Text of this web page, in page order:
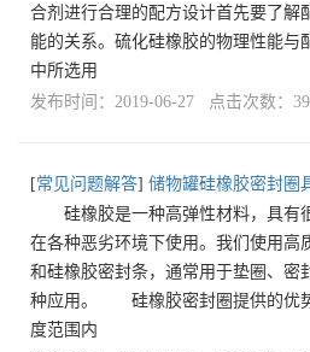
合剂进行合理的配方设计首先要了解
能的关系。硫化硅橡胶的物理性能与
中所选用
发布时间：2019-06-27 点击次数：
[常见问题解答] 储物罐硅橡胶密封圈
硅橡胶是一种高弹性材料，具有
在各种恶劣环境下使用。我们使用高
和硅橡胶密封条，通常用于垫圈、密
种应用。 硅橡胶密封圈提供的
度范围内